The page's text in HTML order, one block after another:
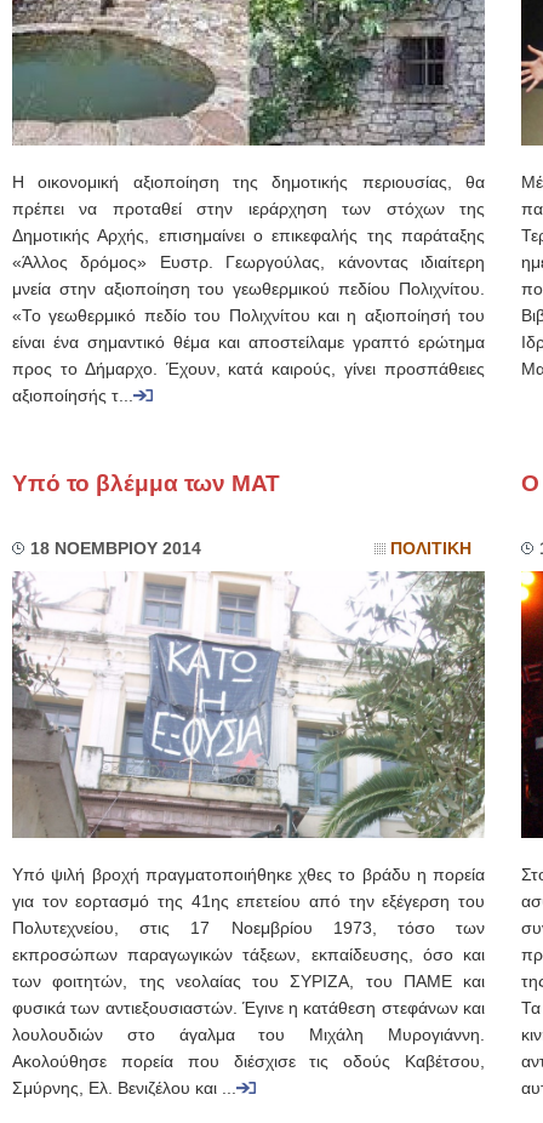
Η οικονομική αξιοποίηση της δημοτικής περιουσίας, θα
πρέπει να προταθεί στην ιεράρχηση των στόχων της
Δημοτικής Αρχής, επισημαίνει ο επικεφαλής της παράταξης
«Άλλος δρόμος» Ευστρ. Γεωργούλας, κάνοντας ιδιαίτερη
μνεία στην αξιοποίηση του γεωθερμικού πεδίου Πολιχνίτου.
«Το γεωθερμικό πεδίο του Πολιχνίτου και η αξιοποίησή του
είναι ένα σημαντικό θέμα και αποστείλαμε γραπτό ερώτημα
προς το Δήμαρχο. Έχουν, κατά καιρούς, γίνει προσπάθειες
αξιοποίησής τ...
Υπό το βλέμμα των ΜΑΤ
18 ΝΟΕΜΒΡΙΟΥ 2014 ΠΟΛΙΤΙΚΗ
Υπό ψιλή βροχή πραγματοποιήθηκε χθες το βράδυ η πορεία
για τον εορτασμό της 41ης επετείου από την εξέγερση του
Πολυτεχνείου, στις 17 Νοεμβρίου 1973, τόσο των
εκπροσώπων παραγωγικών τάξεων, εκπαίδευσης, όσο και
των φοιτητών, της νεολαίας του ΣΥΡΙΖΑ, του ΠΑΜΕ και
φυσικά των αντιεξουσιαστών. Έγινε η κατάθεση στεφάνων και
λουλουδιών στο άγαλμα του Μιχάλη Μυρογιάννη.
Ακολούθησε πορεία που διέσχισε τις οδούς Καβέτσου,
Σμύρνης, Ελ. Βενιζέλου και ...
Ο
Τα